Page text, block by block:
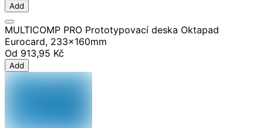
Add
MULTICOMP PRO Prototypovací deska Oktapad
Eurocard, 233x160mm
Od 913,95 Kč
Add